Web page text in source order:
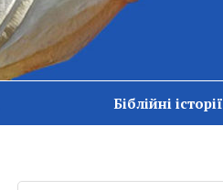
Біблійні історії